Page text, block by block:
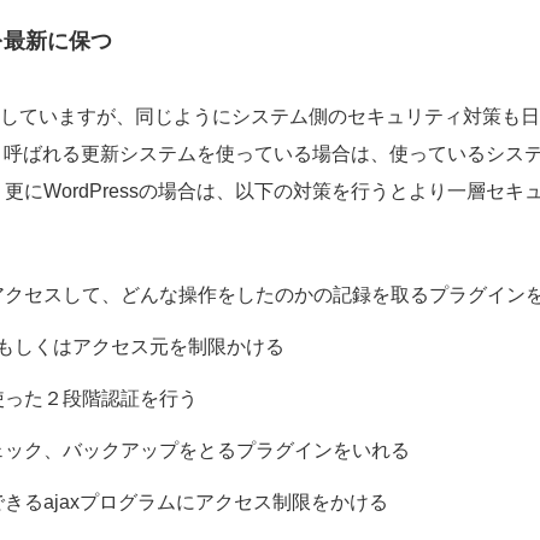
新に保つ
ていますが、同じようにシステム側のセキュリティ対策も
ばれる更新システムを使っている場合は、使っているシス
にWordPressの場合は、以下の対策を行うとより一層セキ
セスして、どんな操作をしたのかの記録を取るプラグイン
しくはアクセス元を制限かける
た２段階認証を行う
ク、バックアップをとるプラグインをいれる
るajaxプログラムにアクセス制限をかける